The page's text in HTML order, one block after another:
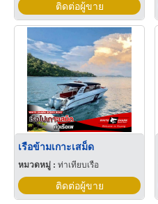
ติดต่อผู้ขาย
เรือข้ามเกาะเสม็ด
หมวดหมู่ : ท่าเทียบเรือ
ติดต่อผู้ขาย